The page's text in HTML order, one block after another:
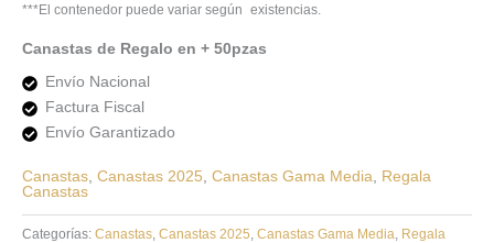
***El contenedor puede variar según existencias.
Canastas de Regalo en + 50pzas
Envío Nacional
Factura Fiscal
Envío Garantizado
Canastas Canastas 2025 Canastas Gama Media
Regala
Canastas
Categorías: Canastas, Canastas 2025, Canastas Gama Media, Regala